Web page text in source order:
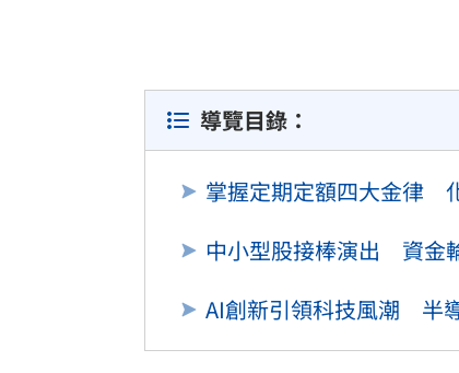
罕病博士彭士齊 輪椅上的生命覺醒！
導覽目錄：
掌握定期定額四大金律
中小型股接棒演出 資金
AI創新引領科技風潮 半